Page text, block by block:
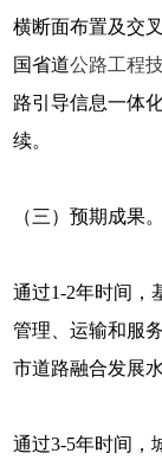
横断面布置及交
国省道公路工程
路引导信息一体
续。
（三）预期成果。
通过1-2年时间，
管理、运输和服
市道路融合发展
通过3-5年时间，